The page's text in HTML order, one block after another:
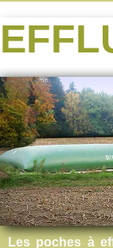
Les poches à